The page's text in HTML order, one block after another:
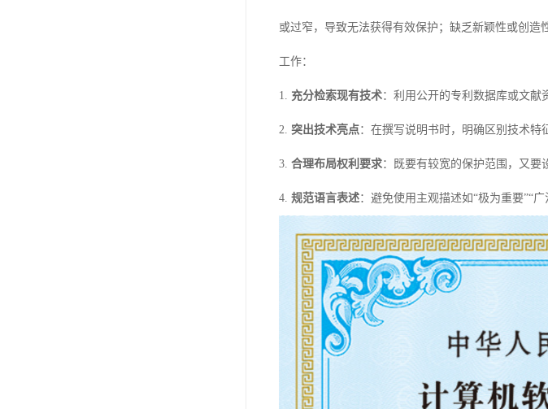
或过窄，导致无法获得有效保护；缺乏新颖性或创
工作：
1. 充分检索现有技术：利用公开的专利数据库或文献
2. 突出技术亮点：在撰写说明书时，明确区别技术特
3. 合理布局权利要求：既要有较宽的保护范围，又要
4. 规范语言表述：避免使用主观描述如“极为重要”“